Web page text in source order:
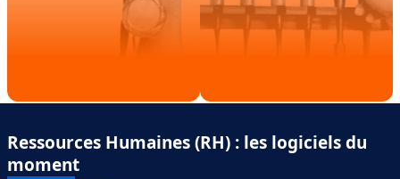
Ressources Humaines (RH) : les logiciels du
moment